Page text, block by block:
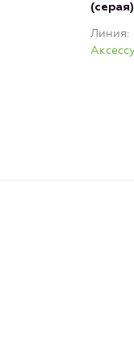
(серая)
Линия